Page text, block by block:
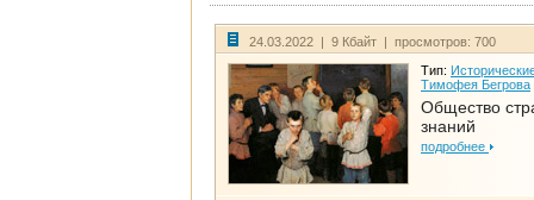
24.03.2022 | 9 Кбайт | просмотров: 700
Тип:
Тимофея Бегрова
Общество
знаний
подробнее